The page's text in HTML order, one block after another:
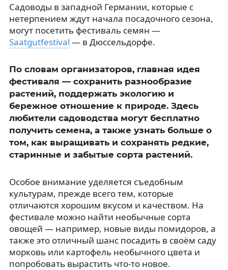
Садоводы в западной Германии, которые с
нетерпением ждут начала посадочного сезона,
могут посетить фестиваль семян —
Saatgutfestival — в Дюссельдорфе.
По словам организаторов, главная идея
фестиваля — сохранить разнообразие
растений, поддержать экологию и
бережное отношение к природе. Здесь
любители садоводства могут бесплатно
получить семена, а также узнать больше о
том, как выращивать и сохранять редкие,
старинные и забытые сорта растений.
Особое внимание уделяется съедобным
культурам, прежде всего тем, которые
отличаются хорошим вкусом и качеством. На
фестивале можно найти необычные сорта
овощей — например, новые виды помидоров, а
также это отличный шанс посадить в своём саду
морковь или картофель необычного цвета и
попробовать вырастить что-то новое.